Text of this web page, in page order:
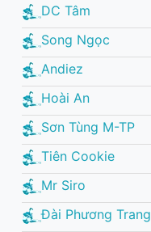
DC Tâm
Song Ngọc
Andiez
Hoài An
Sơn Tùng M-TP
Tiên Cookie
Mr Siro
Đài Phương Trang